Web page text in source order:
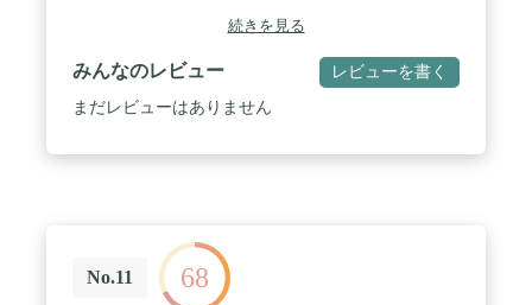
ズ重さ：約500g。 / ►【三角構造・安定性】ハンガ
ーの主体は頑丈なアルミ合金を採用し、高強度で耐
久性を備えます。安定した三角構造でより良い安定
性を提供し、耐荷重が8㎏まで耐えられます。 /
►【組み立て簡単】繋ぎ合わせるだけで組み立て簡
ンタン、アクセサリー、道具、カバー、服などを掛
けることができます。室内でも使用できます！どち
らかといえば、これとともに パイプハンガー あな
続きを見る
みんなのレビュー レビューを書く
まだレビューはありません
No.11 68